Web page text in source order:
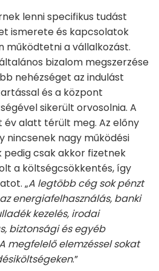
lenni specifikus tudást
ismerete és kapcsolatok
működtetni a vállalkozást.
bizalom megszerzése
nehézséget az indulást
és a központ
sikerült orvosolnia. A
alatt térült meg. Az előny
nincsenek nagy működési
pedig csak akkor fizetnek
a költségcsökkentés, így
„A legtöbb cég sok pénzt
energiafelhasználás, banki
kezelés, irodai
biztonsági és egyéb
megfelelő elemzéssel sokat
.”